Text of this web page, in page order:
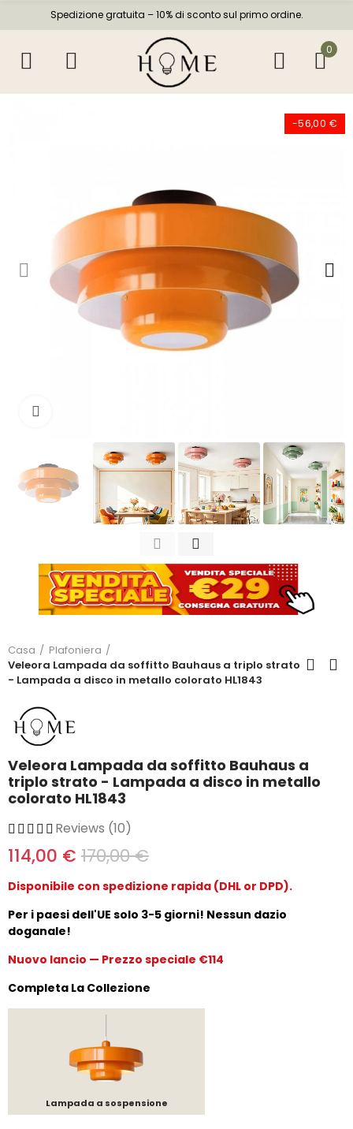
Spedizione gratuita – 10% di sconto sul primo ordine.
0
-56,00 €
Casa
Plafoniera
Veleora Lampada da soffitto Bauhaus a triplo strato
- Lampada a disco in metallo colorato HL1843
Veleora Lampada da soffitto Bauhaus a
triplo strato - Lampada a disco in metallo
colorato HL1843
Reviews (10)
114,00 € 170,00 €
Disponibile con spedizione rapida (DHL or DPD).
Per i paesi dell'UE solo 3-5 giorni! Nessun dazio
doganale!
Nuovo lancio — Prezzo speciale €114
Completa La Collezione
Lampada a sospensione